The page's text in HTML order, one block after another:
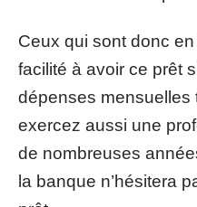
Ceux qui sont donc
facilité à avoir ce prêt
dépenses mensuelles
exercez aussi une
de nombreuses
la banque n’hésitera